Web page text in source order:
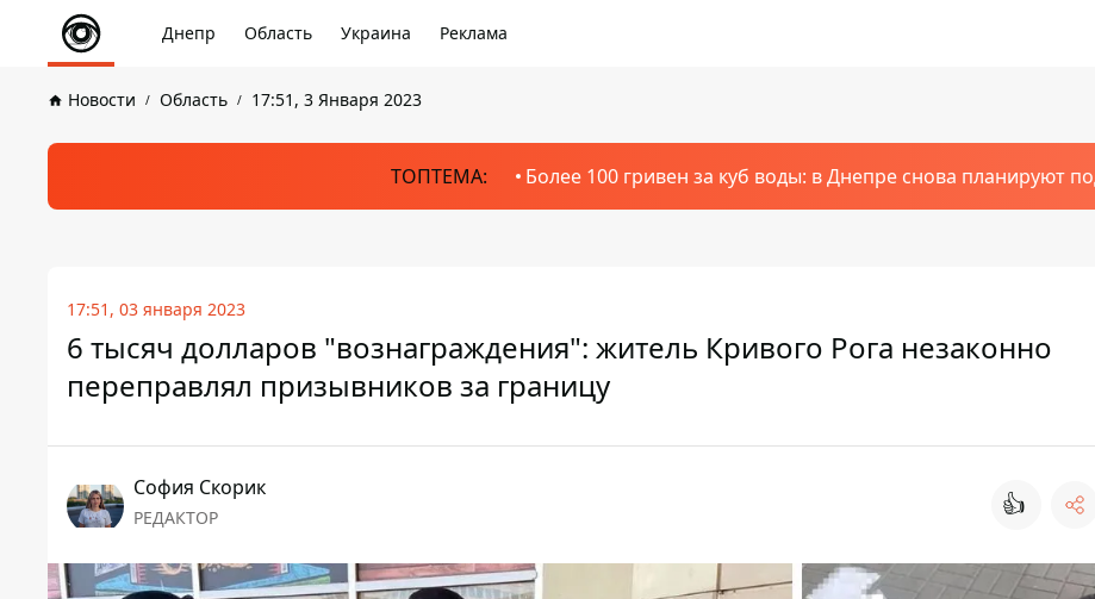
Днепр Область Украина Реклама
Новости Область 17:51, 3 Января 2023
ТОПТЕМА: Более 100 гривен за куб воды: в Днепре снова планируют
17:51, 03 января 2023
6 тысяч долларов "вознаграждения": житель Кривого Рога незаконно
переправлял призывников за границу
София Скорик
РЕДАКТОР 👍